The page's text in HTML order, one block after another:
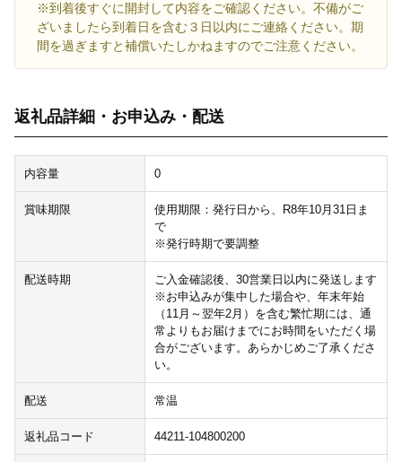
※到着後すぐに開封して内容をご確認ください。不備がご
ざいましたら到着日を含む３日以内にご連絡ください。期
間を過ぎますと補償いたしかねますのでご注意ください。
返礼品詳細・お申込み・配送
内容量 0
賞味期限
使用期限：発行日から、R8年10月31日ま
で
※発行時期で要調整
配送時期
ご入金確認後、30営業日以内に発送します
※お申込みが集中した場合や、年末年始
（11月～翌年2月）を含む繁忙期には、通
常よりもお届けまでにお時間をいただく場
合がございます。あらかじめご了承くださ
い。
配送 常温
返礼品コード 44211-104800200